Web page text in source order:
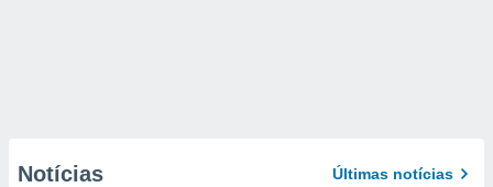
Notícias Últimas notícias